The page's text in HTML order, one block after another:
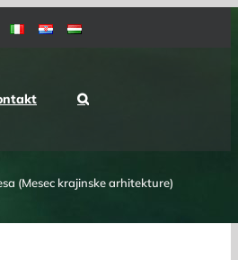
(Mesec krajinske arhitekture)